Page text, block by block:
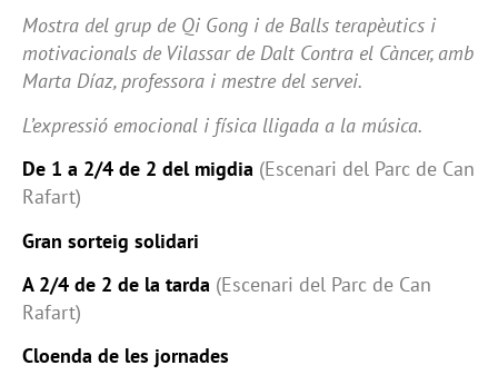
Mostra del grup de Qi Gong i de Balls terapèutics i
motivacionals de Vilassar de Dalt Contra el Càncer, amb
Marta Díaz, professora i mestre del servei.
L’expressió emocional i física lligada a la música.
De 1 a 2/4 de 2 del migdia (Escenari del Parc de Can
Rafart)
Gran sorteig solidari
A 2/4 de 2 de la tarda (Escenari del Parc de Can
Rafart)
Cloenda de les jornades